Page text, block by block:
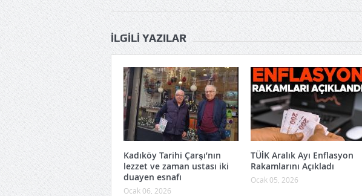
İLGILI YAZILAR
Kadıköy Tarihi Çarşı’nın
lezzet ve zaman ustası iki
duayen esnafı
Ocak 06, 2026
TÜİK Aralık Ayı Enflasyon
Rakamlarını Açıkladı
Ocak 05, 2026